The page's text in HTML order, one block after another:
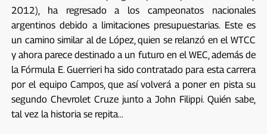
2012), ha regresado a los campeonatos nacionales
argentinos debido a limitaciones presupuestarias. Este es
un camino similar al de López, quien se relanzó en el WTCC
y ahora parece destinado a un futuro en el WEC, además de
la Fórmula E. Guerrieri ha sido contratado para esta carrera
por el equipo Campos, que así volverá a poner en pista su
segundo Chevrolet Cruze junto a John Filippi. Quién sabe,
tal vez la historia se repita…